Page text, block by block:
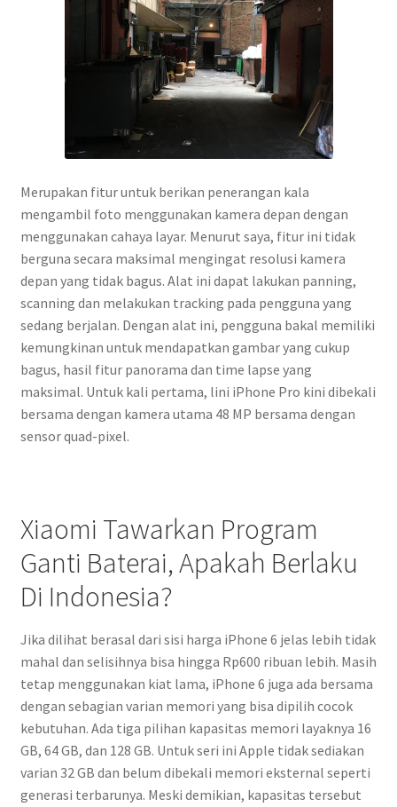
Merupakan fitur untuk berikan penerangan kala
mengambil foto menggunakan kamera depan dengan
menggunakan cahaya layar. Menurut saya, fitur ini tidak
berguna secara maksimal mengingat resolusi kamera
depan yang tidak bagus. Alat ini dapat lakukan panning,
scanning dan melakukan tracking pada pengguna yang
sedang berjalan. Dengan alat ini, pengguna bakal memiliki
kemungkinan untuk mendapatkan gambar yang cukup
bagus, hasil fitur panorama dan time lapse yang
maksimal. Untuk kali pertama, lini iPhone Pro kini dibekali
bersama dengan kamera utama 48 MP bersama dengan
sensor quad-pixel.
Xiaomi Tawarkan Program
Ganti Baterai, Apakah Berlaku
Di Indonesia?
Jika dilihat berasal dari sisi harga iPhone 6 jelas lebih tidak
mahal dan selisihnya bisa hingga Rp600 ribuan lebih. Masih
tetap menggunakan kiat lama, iPhone 6 juga ada bersama
dengan sebagian varian memori yang bisa dipilih cocok
kebutuhan. Ada tiga pilihan kapasitas memori layaknya 16
GB, 64 GB, dan 128 GB. Untuk seri ini Apple tidak sediakan
varian 32 GB dan belum dibekali memori eksternal seperti
generasi terbarunya. Meski demikian, kapasitas tersebut